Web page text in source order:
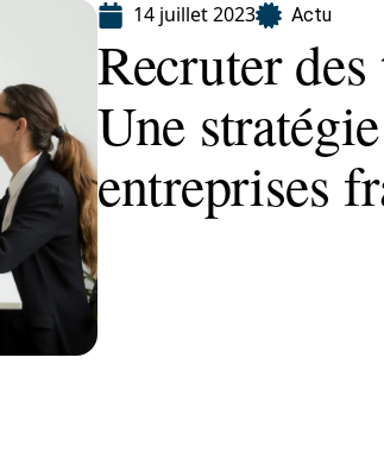
14 juillet 2023 Actu
Recruter
Une
entreprises